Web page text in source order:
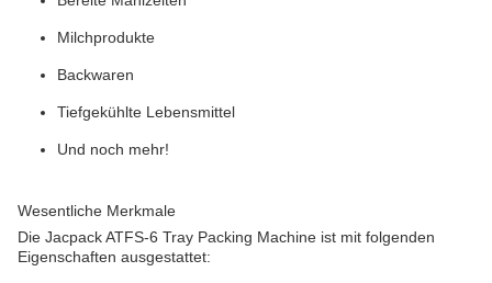
Milchprodukte
Backwaren
Tiefgekühlte Lebensmittel
Und noch mehr!
Wesentliche Merkmale
Die Jacpack ATFS-6 Tray Packing Machine ist mit folgenden
Eigenschaften ausgestattet: